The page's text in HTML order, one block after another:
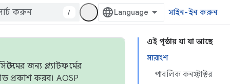
/ সাইন-ইন করুন
এই পৃষ্ঠায় যা যা আছে
সারাংশ
পাবলিক কনস্ট্রাক্টর
জন্য প্ল্যাটফর্মের
প্রকাশ করব। AOSP